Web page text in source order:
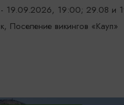
19.09.2026, 19:00; 29.08 и
Поселение викингов «Кауп»